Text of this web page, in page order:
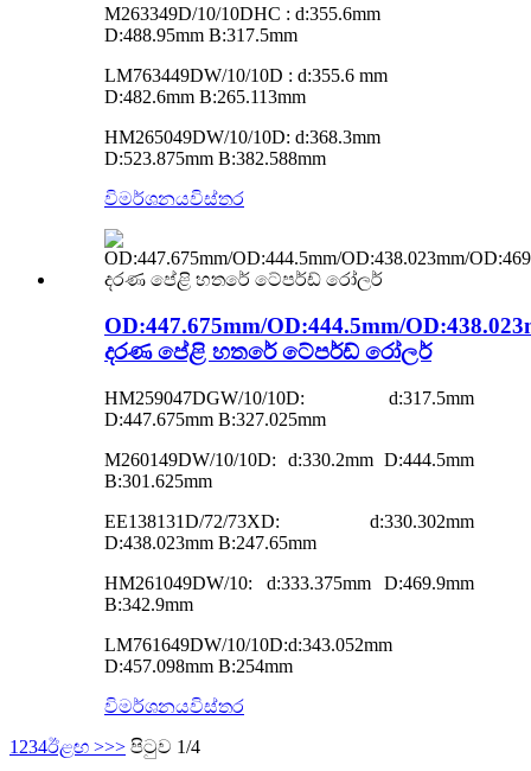
M263349D/10/10DHC : d:355.6mm
D:488.95mm B:317.5mm
LM763449DW/10/10D : d:355.6 mm
D:482.6mm B:265.113mm
HM265049DW/10/10D: d:368.3mm
D:523.875mm B:382.588mm
විමර්ශනයවිස්තර
OD:447.675mm/OD:444.5mm/
දරණ පේළි හතරේ ටේපර්ඩ් රෝලර්
HM259047DGW/10/10D: d:317.5mm
D:447.675mm B:327.025mm
M260149DW/10/10D: d:330.2mm D:444.5mm
B:301.625mm
EE138131D/72/73XD: d:330.302mm
D:438.023mm B:247.65mm
HM261049DW/10: d:333.375mm D:469.9mm
B:342.9mm
LM761649DW/10/10D:d:343.052mm
D:457.098mm B:254mm
විමර්ශනයවිස්තර
1 234ඊළඟ >>> පිටුව 1/4